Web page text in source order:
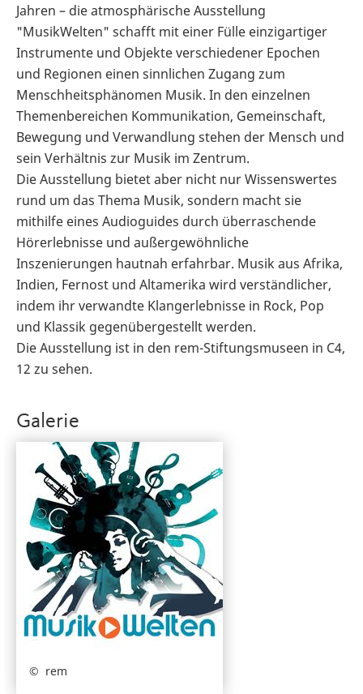
Jahren – die atmosphärische Ausstellung
"MusikWelten" schafft mit einer Fülle einzigartiger
Instrumente und Objekte verschiedener Epochen
und Regionen einen sinnlichen Zugang zum
Menschheitsphänomen Musik. In den einzelnen
Themenbereichen Kommunikation, Gemeinschaft,
Bewegung und Verwandlung stehen der Mensch und
sein Verhältnis zur Musik im Zentrum.
Die Ausstellung bietet aber nicht nur Wissenswertes
rund um das Thema Musik, sondern macht sie
mithilfe eines Audioguides durch überraschende
Hörerlebnisse und außergewöhnliche
Inszenierungen hautnah erfahrbar. Musik aus Afrika,
Indien, Fernost und Altamerika wird verständlicher,
indem ihr verwandte Klangerlebnisse in Rock, Pop
und Klassik gegenübergestellt werden.
Die Ausstellung ist in den rem-Stiftungsmuseen in C4,
12 zu sehen.
Galerie
rem